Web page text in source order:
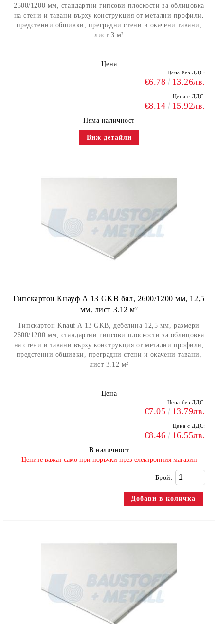
2500/1200 мм, стандартни гипсови плоскости за облицовка
на стени и тавани върху конструкция от метални профили,
предстенни обшивки, преградни стени и окачени тавани,
лист 3 м²
Цена
Цена без ДДС:
€6.78 13.26лв.
Цена с ДДС:
€8.14 15.92лв.
Няма наличност
Виж детайли
Гипскартон Кнауф А 13 GKB бял, 2600/1200 мм, 12,5
мм, лист 3.12 м²
Гипскартон Knauf A 13 GKB, дебелина 12,5 мм, размери
2600/1200 мм, стандартни гипсови плоскости за облицовка
на стени и тавани върху конструкция от метални профили,
предстенни обшивки, преградни стени и окачени тавани,
лист 3.12 м²
Цена
Цена без ДДС:
€7.05 13.79лв.
Цена с ДДС:
€8.46 16.55лв.
В наличност
​Цените важат само при поръчки през електронния магазин
Брой: